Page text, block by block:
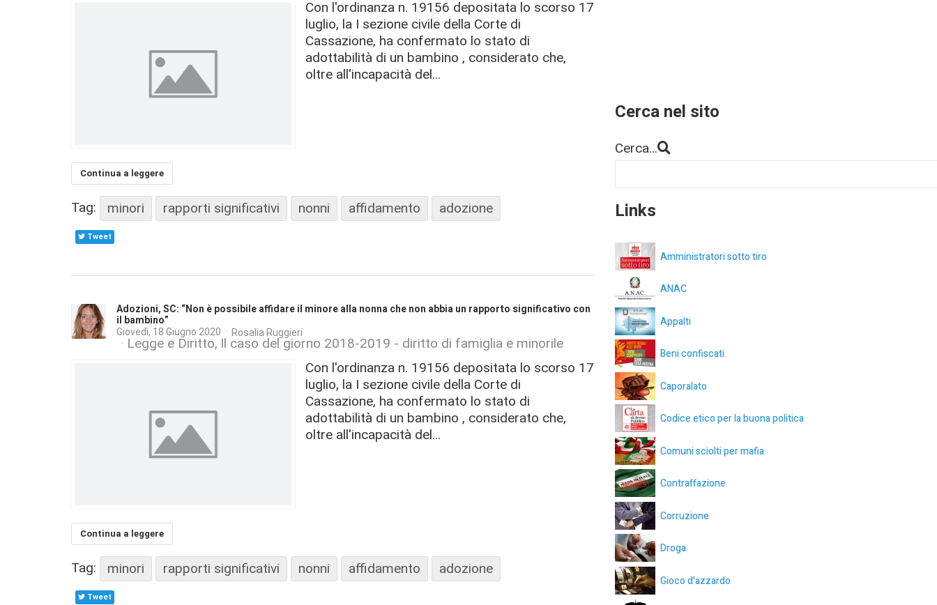
Con l'ordinanza n. 19156 depositata lo scorso 17
luglio, la I sezione civile della Corte di
Cassazione, ha confermato lo stato di
adottabilità di un bambino , considerato che,
oltre all'incapacità del...
Continua a leggere
Tag: minori rapporti significativi nonni affidamento adozione
Tweet
Adozioni, SC: “Non è possibile affidare il minore alla nonna che non abbia un rapporto significativo con
il bambino”
Giovedì, 18 Giugno 2020 Rosalia Ruggieri
Legge e Diritto Il caso del giorno 2018-2019 - diritto di famiglia e minorile
Con l'ordinanza n. 19156 depositata lo scorso 17
luglio, la I sezione civile della Corte di
Cassazione, ha confermato lo stato di
adottabilità di un bambino , considerato che,
oltre all'incapacità del...
Continua a leggere
Tag: minori rapporti significativi nonni affidamento adozione
Tweet
Cerca nel sito
Cerca...
Links
Amministratori sotto tiro
ANAC
Appalti
Beni confiscati
Caporalato
Codice etico per la buona politica
Comuni sciolti per mafia
Contraffazione
Corruzione
Droga
Gioco d'azzardo